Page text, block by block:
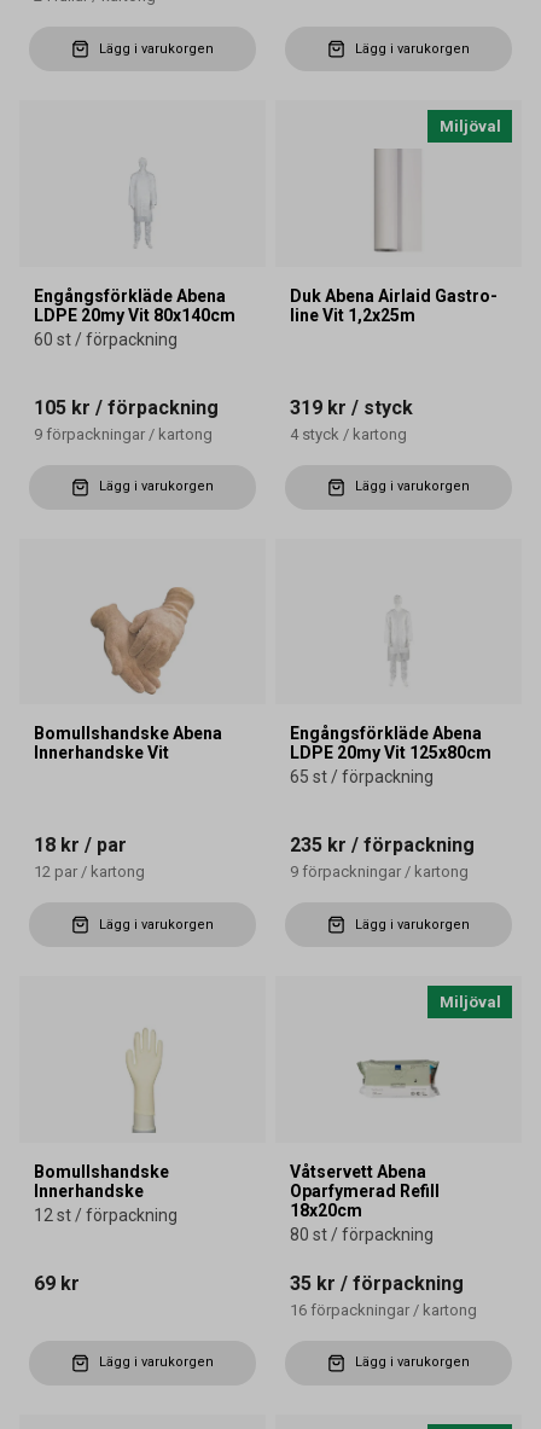
Lägg i varukorgen Lägg i varukorgen
Engångsförkläde Abena
LDPE 20my Vit 80x140cm
60 st / förpackning
105 kr / förpackning
9 förpackningar / kartong
Lägg i varukorgen
Miljöval
Duk Abena Airlaid Gastro-
line Vit 1,2x25m
319 kr / styck
4 styck / kartong
Lägg i varukorgen
Bomullshandske Abena
Innerhandske Vit
18 kr / par
12 par / kartong
Lägg i varukorgen
Engångsförkläde Abena
LDPE 20my Vit 125x80cm
65 st / förpackning
235 kr / förpackning
9 förpackningar / kartong
Lägg i varukorgen
Bomullshandske
Innerhandske
12 st / förpackning
69 kr
Lägg i varukorgen
Miljöval
Våtservett Abena
Oparfymerad Refill
18x20cm
80 st / förpackning
35 kr / förpackning
16 förpackningar / kartong
Lägg i varukorgen